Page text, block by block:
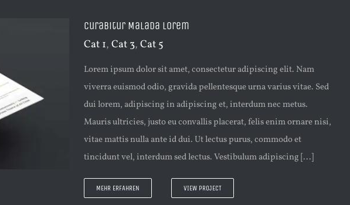
Curabitur Malada Lorem
Cat 1, Cat 3, Cat 5
Lorem ipsum dolor sit amet, consectetur adipiscing elit. Nam
viverra euismod odio, gravida pellentesque urna varius vitae. Sed
dui lorem, adipiscing in adipiscing et, interdum nec metus.
Mauris ultricies, justo eu convallis placerat, felis enim ornare nisi,
vitae mattis nulla ante id dui. Ut lectus purus, commodo et
tincidunt vel, interdum sed lectus. Vestibulum adipiscing [...]
MEHR ERFAHREN VIEW PROJECT